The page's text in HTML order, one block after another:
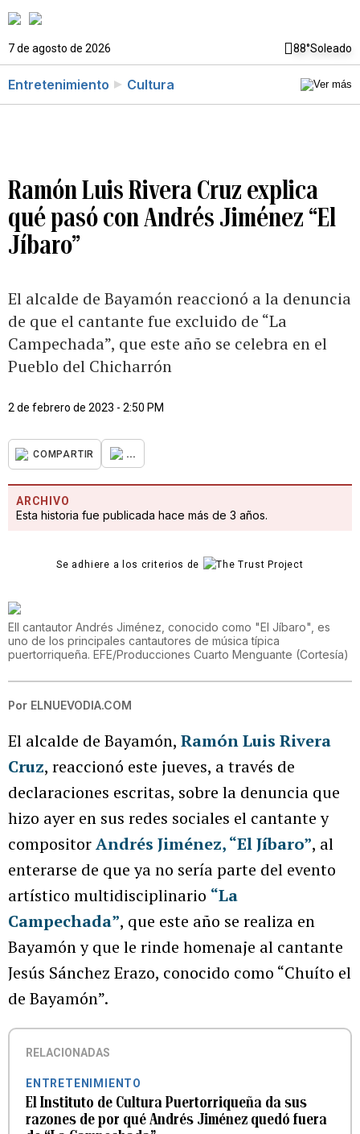
7 de agosto de 2026 88°Soleado
Entretenimiento Cultura
Ramón Luis Rivera Cruz explica
qué pasó con Andrés Jiménez “El
Jíbaro”
El alcalde de Bayamón reaccionó a la denuncia
de que el cantante fue excluido de “La
Campechada”, que este año se celebra en el
Pueblo del Chicharrón
2 de febrero de 2023 - 2:50 PM
COMPARTIR ...
ARCHIVO
Esta historia fue publicada hace más de 3 años.
Se adhiere a los criterios de
Ell cantautor Andrés Jiménez, conocido como "El Jíbaro", es
uno de los principales cantautores de música típica
puertorriqueña. EFE/Producciones Cuarto Menguante (Cortesía)
Por ELNUEVODIA.COM
El alcalde de Bayamón, Ramón Luis Rivera
Cruz, reaccionó este jueves, a través de
declaraciones escritas, sobre la denuncia que
hizo ayer en sus redes sociales el cantante y
compositorAndrés Jiménez, “El Jíbaro”, al
enterarse de que ya no sería parte del evento
artístico multidisciplinario “La
Campechada”, que este año se realiza en
Bayamón y que le rinde homenaje al cantante
Jesús Sánchez Erazo, conocido como “Chuíto el
de Bayamón”.
RELACIONADAS
ENTRETENIMIENTO
El Instituto de Cultura Puertorriqueña da sus
razones de por qué Andrés Jiménez quedó fuera